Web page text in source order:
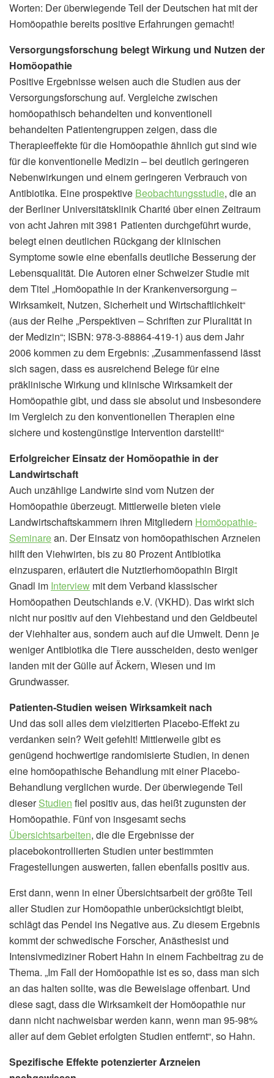
Worten: Der überwiegende Teil der Deutschen hat mit der
Homöopathie bereits positive Erfahrungen gemacht!
Versorgungsforschung belegt Wirkung und Nutzen der
Homöopathie
Positive Ergebnisse weisen auch die Studien aus der
Versorgungsforschung auf. Vergleiche zwischen
homöopathisch behandelten und konventionell
behandelten Patientengruppen zeigen, dass die
Therapieeffekte für die Homöopathie ähnlich gut sind wie
für die konventionelle Medizin – bei deutlich geringeren
Nebenwirkungen und einem geringeren Verbrauch von
Antibiotika. Eine prospektive Beobachtungsstudie, die an
der Berliner Universitätsklinik Charité über einen Zeitraum
von acht Jahren mit 3981 Patienten durchgeführt wurde,
belegt einen deutlichen Rückgang der klinischen
Symptome sowie eine ebenfalls deutliche Besserung der
Lebensqualität. Die Autoren einer Schweizer Studie mit
dem Titel „Homöopathie in der Krankenversorgung –
Wirksamkeit, Nutzen, Sicherheit und Wirtschaftlichkeit“
(aus der Reihe „Perspektiven – Schriften zur Pluralität in
der Medizin“; ISBN: 978-3-88864-419-1) aus dem Jahr
2006 kommen zu dem Ergebnis: „Zusammenfassend lässt
sich sagen, dass es ausreichend Belege für eine
präklinische Wirkung und klinische Wirksamkeit der
Homöopathie gibt, und dass sie absolut und insbesondere
im Vergleich zu den konventionellen Therapien eine
sichere und kostengünstige Intervention darstellt!“
Erfolgreicher Einsatz der Homöopathie in der
Landwirtschaft
Auch unzählige Landwirte sind vom Nutzen der
Homöopathie überzeugt. Mittlerweile bieten viele
Landwirtschaftskammern ihren Mitgliedern Homöopathie-
Seminarean. Der Einsatz von homöopathischen Arzneien
hilft den Viehwirten, bis zu 80 Prozent Antibiotika
einzusparen, erläutert die Nutztierhomöopathin Birgit
Gnadl im Interview mit dem Verband klassischer
Homöopathen Deutschlands e.V. (VKHD). Das wirkt sich
nicht nur positiv auf den Viehbestand und den Geldbeutel
der Viehhalter aus, sondern auch auf die Umwelt. Denn je
weniger Antibiotika die Tiere ausscheiden, desto weniger
landen mit der Gülle auf Äckern, Wiesen und im
Grundwasser.
Patienten-Studien weisen Wirksamkeit nach
Und das soll alles dem vielzitierten Placebo-Effekt zu
verdanken sein? Weit gefehlt! Mittlerweile gibt es
genügend hochwertige randomisierte Studien, in denen
eine homöopathische Behandlung mit einer Placebo-
Behandlung verglichen wurde. Der überwiegende Teil
dieserStudien fiel positiv aus, das heißt zugunsten der
Homöopathie. Fünf von insgesamt sechs
Übersichtsarbeiten, die die Ergebnisse der
placebokontrollierten Studien unter bestimmten
Fragestellungen auswerten, fallen ebenfalls positiv aus.
Erst dann, wenn in einer Übersichtsarbeit der größte Teil
aller Studien zur Homöopathie unberücksichtigt bleibt,
schlägt das Pendel ins Negative aus. Zu diesem Ergebnis
kommt der schwedische Forscher, Anästhesist und
Intensivmediziner Robert Hahn in einem Fachbeitrag zu de
Thema. „Im Fall der Homöopathie ist es so, dass man sich
an das halten sollte, was die Beweislage offenbart. Und
diese sagt, dass die Wirksamkeit der Homöopathie nur
dann nicht nachweisbar werden kann, wenn man 95-98%
aller auf dem Gebiet erfolgten Studien entfernt“, so Hahn.
Spezifische Effekte potenzierter Arzneien